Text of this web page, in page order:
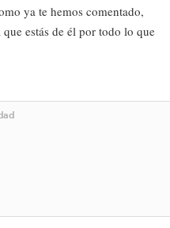
ya te hemos comentado,
estás de él por todo lo que